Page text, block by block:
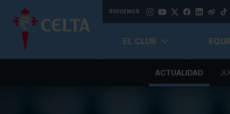
SÍGUENOS
EL CLUB
ACTUALIDAD